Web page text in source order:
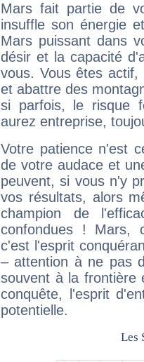
Mars fait partie de
insuffle son énergie
Mars puissant dans
désir et la capacité
vous. Vous êtes
et abattre des
si parfois, le risque
aurez entreprise,
Votre patience n'est
de votre audace et
peuvent, si vous n'y
vos résultats, alors
champion de
confondues ! Mars,
c'est l'esprit
– attention à ne pas
souvent à la frontière
conquête, l'esprit
potentielle.